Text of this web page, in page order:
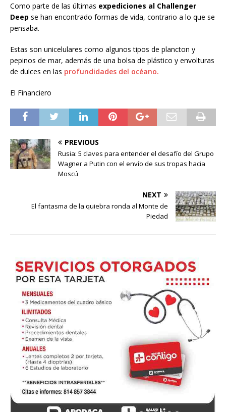
Como parte de las últimas expediciones al Challenger
Deep se han encontrado formas de vida, contrario a lo que se
pensaba.
Estas son unicelulares como algunos tipos de plancton y
pepinos de mar, además de una bolsa de plástico y envolturas
de dulces en las profundidades del océano.
El Financiero
PREVIOUS
Rusia: 5 claves para entender el desafío del Grupo
Wagner a Putin con el envío de sus tropas hacia
Moscú
NEXT
El fantasma de la quiebra ronda al Monte de
Piedad